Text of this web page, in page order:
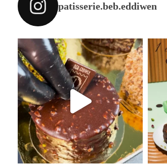
patisserie.beb.eddiwen